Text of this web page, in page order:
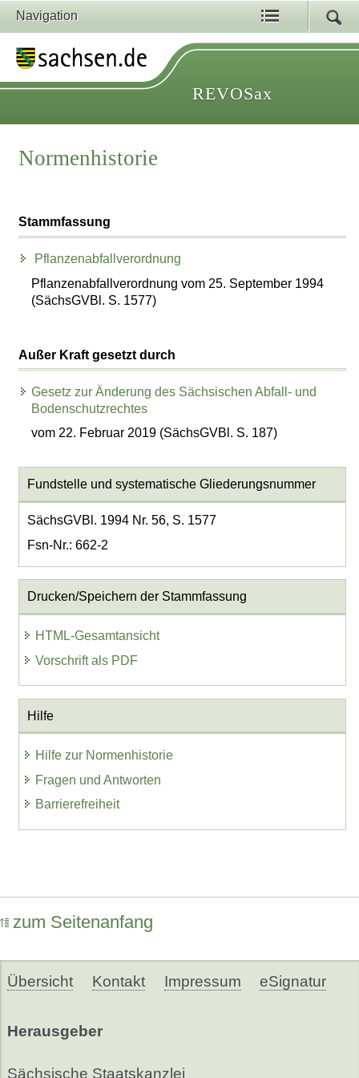
Navigation
REVOSax
Normenhistorie
Stammfassung
Pflanzenabfallverordnung
Pflanzenabfallverordnung vom 25. September 1994
(SächsGVBl. S. 1577)
Außer Kraft gesetzt durch
Gesetz zur Änderung des Sächsischen Abfall- und
Bodenschutzrechtes
vom 22. Februar 2019 (SächsGVBl. S. 187)
Fundstelle und systematische Gliederungsnummer
SächsGVBl. 1994 Nr. 56, S. 1577
Fsn-Nr.: 662-2
Drucken/Speichern der Stammfassung
HTML-Gesamtansicht
Vorschrift als PDF
Hilfe
Hilfe zur Normenhistorie
Fragen und Antworten
Barrierefreiheit
zum Seitenanfang
Übersicht Kontakt Impressum eSignatur
Herausgeber
Sächsische Staatskanzlei